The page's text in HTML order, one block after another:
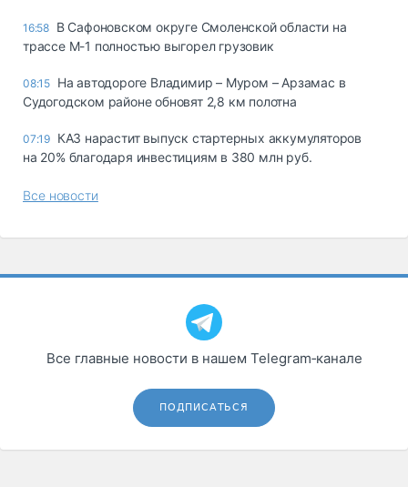
16:58 В Сафоновском округе Смоленской области на
трассе М-1 полностью выгорел грузовик
08:15 На автодороге Владимир – Муром – Арзамас в
Судогодском районе обновят 2,8 км полотна
07:19 КАЗ нарастит выпуск стартерных аккумуляторов
на 20% благодаря инвестициям в 380 млн руб.
Все новости
Все главные новости в нашем Telegram‑канале
ПОДПИСАТЬСЯ